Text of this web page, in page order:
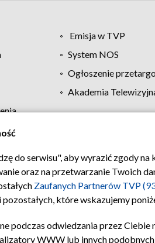
Emisja w TVP
System NOS
Ogłoszenie
Akademia
Regulamin TVP
do serwisu", aby wyrazić zgody
oraz na przetwarzanie Twoich
Zaufanych Partnerów TVP
które wskazujemy
podczas odwiedzania przez Ciebie
WWW lub innych